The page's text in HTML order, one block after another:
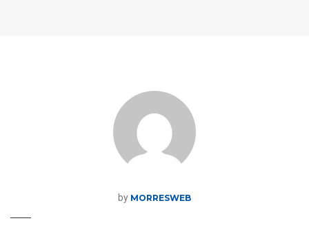
by MORRESWEB